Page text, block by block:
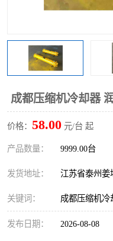
成都压缩机冷却器
价格： 58.00 元/台 起
产品数量： 9999.00台
发货地址： 江苏省泰州姜
关键词： 成都压缩机冷
发布日期： 2026-08-08